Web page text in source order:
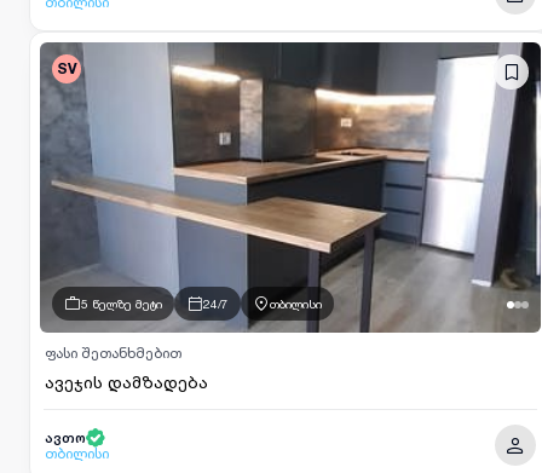
SV
5 წელზე მეტი 24/7 თბილისი
ავეჯის დამზადება
ფასი შეთანხმებით
ავთო
თბილისი